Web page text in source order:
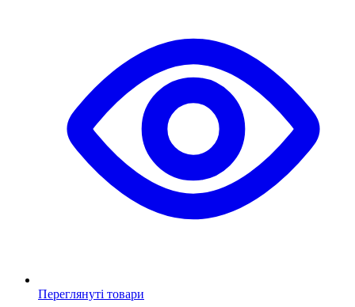
Переглянуті товари